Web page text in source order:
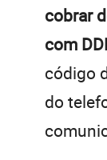
cobrar
com
código
do